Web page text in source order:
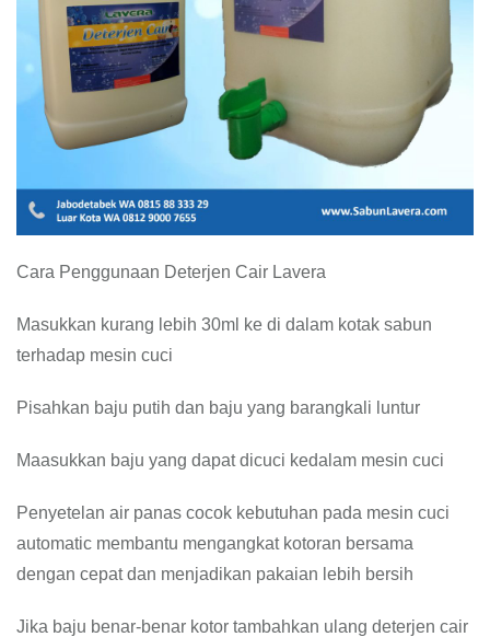
Cara Penggunaan Deterjen Cair Lavera
Masukkan kurang lebih 30ml ke di dalam kotak sabun
terhadap mesin cuci
Pisahkan baju putih dan baju yang barangkali luntur
Maasukkan baju yang dapat dicuci kedalam mesin cuci
Penyetelan air panas cocok kebutuhan pada mesin cuci
automatic membantu mengangkat kotoran bersama
dengan cepat dan menjadikan pakaian lebih bersih
Jika baju benar-benar kotor tambahkan ulang deterjen cair